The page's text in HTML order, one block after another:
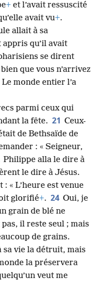
+ et l’avait ressuscité
avait vu+.
allait à sa
qu’il avait
se dirent
que vous n’arrivez
monde entier l’a
parmi ceux qui
la fête. 21 Ceux-
de Bethsaïde de
: « Seigneur,
Philippe alla le dire à
le dire à Jésus.
« L’heure est venue
glorifié+. 24 Oui, je
grain de blé ne
il reste seul ; mais
de grains.
sa vie la détruit, mais
la préservera
veut me